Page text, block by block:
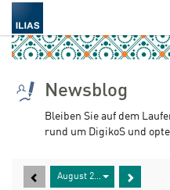
Newsblog
Bleiben Sie auf dem
rund um DigikoS und
August 2025